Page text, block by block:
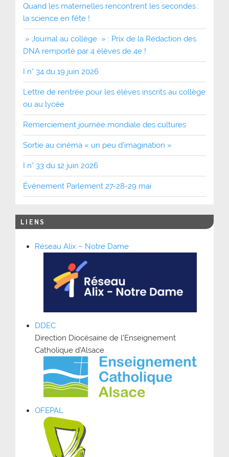
Quand les maternelles rencontrent les secondes :
la science en fête !
» Journal au collège » : Prix de la Rédaction des
DNA remporté par 4 élèves de 4e !
I n° 34 du 19 juin 2026
Lettre de rentrée pour les élèves inscrits au collège
ou au lycée
Remerciement journée mondiale des cultures
Sortie au cinéma « un peu d’imagination »
I n° 33 du 12 juin 2026
Événement Parlement 27-28-29 mai
LIENS
Réseau Alix – Notre Dame
DDEC
Direction Diocésaine de l’Enseignement
Catholique d’Alsace
OFEPAL